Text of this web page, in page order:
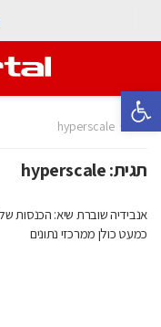
פתח סרגל נגישות
בית hyperscale
תגית:hyperscale
כמעט כולן ממרכזי נתונים